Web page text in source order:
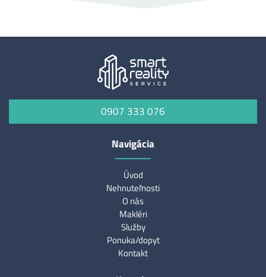
0907 333 076
Navigácia
Úvod
Nehnuteľnosti
O nás
Makléri
Služby
Ponuka/dopyt
Kontakt